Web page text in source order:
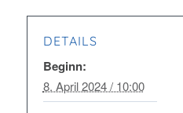
DETAILS
Beginn:
8. April 2024 / 10:00